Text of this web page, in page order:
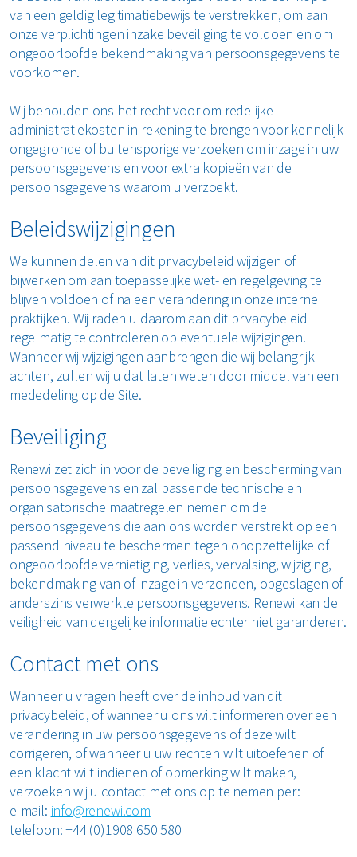
van een geldig legitimatiebewijs te verstrekken, om aan
onze verplichtingen inzake beveiliging te voldoen en om
ongeoorloofde bekendmaking van persoonsgegevens te
voorkomen.
Wij behouden ons het recht voor om redelijke
administratiekosten in rekening te brengen voor kennelijk
ongegronde of buitensporige verzoeken om inzage in uw
persoonsgegevens en voor extra kopieën van de
persoonsgegevens waarom u verzoekt.
Beleidswijzigingen
We kunnen delen van dit privacybeleid wijzigen of
bijwerken om aan toepasselijke wet- en regelgeving te
blijven voldoen of na een verandering in onze interne
praktijken. Wij raden u daarom aan dit privacybeleid
regelmatig te controleren op eventuele wijzigingen.
Wanneer wij wijzigingen aanbrengen die wij belangrijk
achten, zullen wij u dat laten weten door middel van een
mededeling op de Site.
Beveiliging
Renewi zet zich in voor de beveiliging en bescherming van
persoonsgegevens en zal passende technische en
organisatorische maatregelen nemen om de
persoonsgegevens die aan ons worden verstrekt op een
passend niveau te beschermen tegen onopzettelijke of
ongeoorloofde vernietiging, verlies, vervalsing, wijziging,
bekendmaking van of inzage in verzonden, opgeslagen of
anderszins verwerkte persoonsgegevens. Renewi kan de
veiligheid van dergelijke informatie echter niet garanderen.
Contact met ons
Wanneer u vragen heeft over de inhoud van dit
privacybeleid, of wanneer u ons wilt informeren over een
verandering in uw persoonsgegevens of deze wilt
corrigeren, of wanneer u uw rechten wilt uitoefenen of
een klacht wilt indienen of opmerking wilt maken,
verzoeken wij u contact met ons op te nemen per:
e-mail: info@renewi.com
telefoon: +44 (0)1908 650 580